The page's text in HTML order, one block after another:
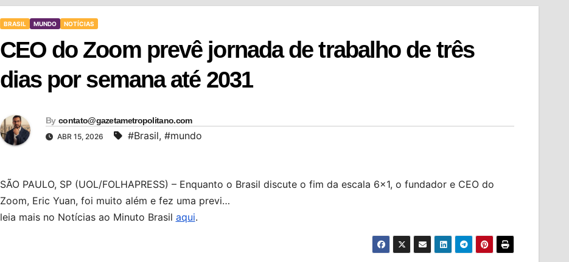
BRASIL MUNDO NOTÍCIAS
CEO do Zoom prevê jornada de trabalho de três
dias por semana até 2031
By contato@gazetametropolitano.com
ABR 15, 2026 #Brasil, #mundo
SÃO PAULO, SP (UOL/FOLHAPRESS) – Enquanto o Brasil discute o fim da escala 6×1, o fundador e CEO do
Zoom, Eric Yuan, foi muito além e fez uma previ…
leia mais no Notícias ao Minuto Brasil aqui.